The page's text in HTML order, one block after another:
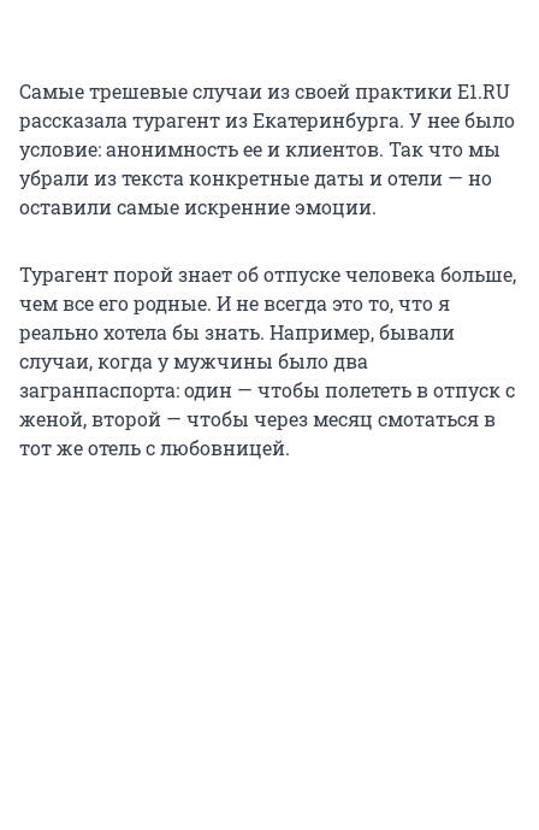
Самые трешевые случаи из своей практики E1.RU
рассказала турагент из Екатеринбурга. У нее было
условие: анонимность ее и клиентов. Так что мы
убрали из текста конкретные даты и отели — но
оставили самые искренние эмоции.
Турагент порой знает об отпуске человека больше,
чем все его родные. И не всегда это то, что я
реально хотела бы знать. Например, бывали
случаи, когда у мужчины было два
загранпаспорта: один — чтобы полететь в отпуск с
женой, второй — чтобы через месяц смотаться в
тот же отель с любовницей.